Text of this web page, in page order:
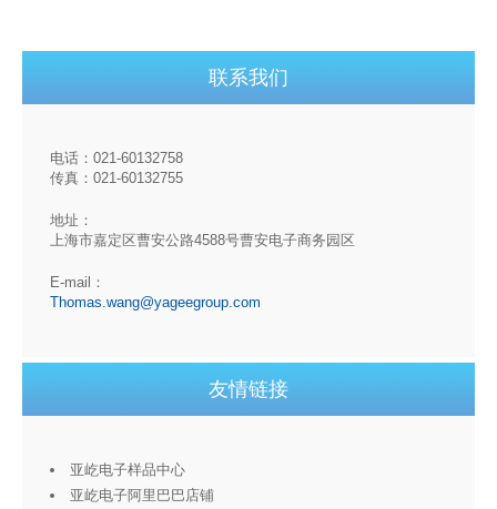
联系我们
电话：021-60132758
传真：021-60132755
地址：
上海市嘉定区曹安公路4588号曹安电子商务园区
E-mail：
Thomas.wang@yageegroup.com
友情链接
亚屹电子样品中心
亚屹电子阿里巴巴店铺